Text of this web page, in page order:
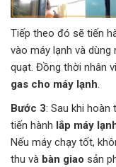
Tiếp theo đó sẽ tiến
vào máy lạnh và
quạt. Đồng thời nhân
gas cho máy lạnh.
Bước 3: Sau khi hoàn
tiến hành lắp máy
Nếu máy chạy tốt,
thu và bàn giao sản